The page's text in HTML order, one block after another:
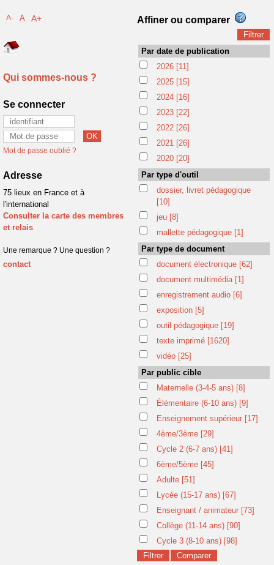
A- A A+
Qui sommes-nous ?
Se connecter
Mot de passe oublié ?
Adresse
75 lieux en France et à
l'international
Consulter la carte des membres
et relais
Une remarque ? Une question ?
contact
Affiner ou comparer
Par date de publication
2026 [11]
2025 [15]
2024 [16]
2023 [22]
2022 [26]
2021 [26]
2020 [20]
Par type d'outil
dossier, livret pédagogique
[10]
jeu [8]
mallette pédagogique [1]
Par type de document
document électronique [62]
document multimédia [1]
enregistrement audio [6]
exposition [5]
outil pédagogique [19]
texte imprimé [1620]
vidéo [25]
Par public cible
Maternelle (3-4-5 ans) [8]
Élémentaire (6-10 ans) [9]
Enseignement supérieur [17]
4ème/3ème [29]
Cycle 2 (6-7 ans) [41]
6ème/5ème [45]
Adulte [51]
Lycée (15-17 ans) [67]
Enseignant / animateur [73]
Collège (11-14 ans) [90]
Cycle 3 (8-10 ans) [98]